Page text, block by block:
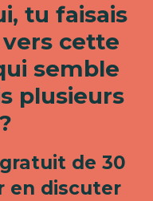
tu faisais
cette
semble
plusieurs
de 30
en discuter